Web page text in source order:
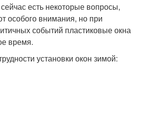
есть некоторые вопросы,
особого внимания, но при
событий пластиковые окна
время.
установки окон зимой: